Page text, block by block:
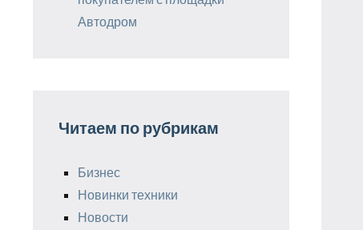
Автодром
Читаем по рубрикам
Бизнес
Новинки техники
Новости